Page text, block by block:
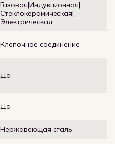
Газовая|Индукционная|
Стеклокерамическая|
Электрическая
Клепочное соединение
Да
Да
Нержавеющая сталь